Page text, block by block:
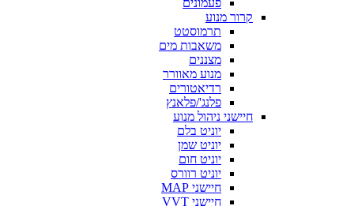
פעמונים
קרור מנוע
תרמוסטט
משאבות מים
מצננים
מנוע מאוורר
רדיאטורים
פלנג'/פלאנץ
חיישני ניהול מנוע
יוניט בלם
יוניט שמן
יוניט חום
יוניט רוורס
חיישני MAP
חיישני VVT